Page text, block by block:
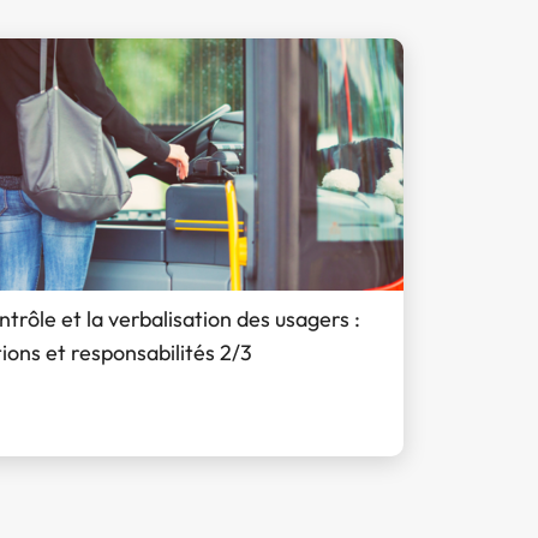
et la verbalisation des usagers :
et responsabilités 2/3